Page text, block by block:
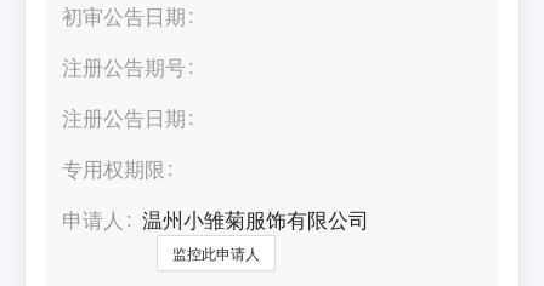
初审公告日期
注册公告期号
注册公告日期
专用权期限
申请人
温州小雏菊服饰有限公司
监控此申请人